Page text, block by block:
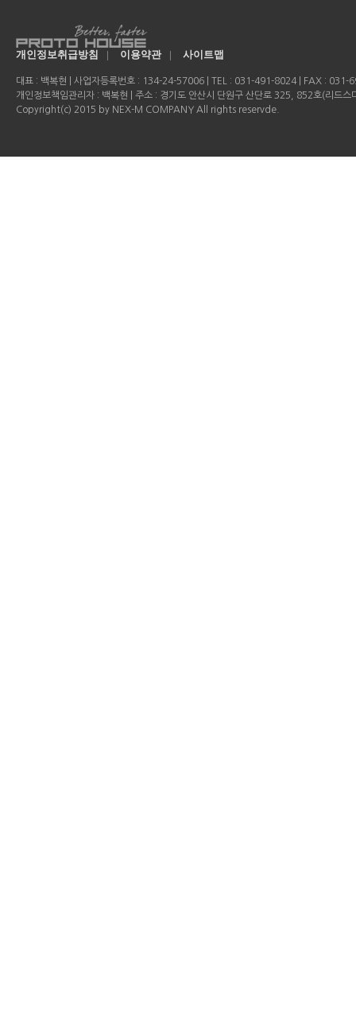
개인정보취급방침 | 이용약관 | 사이트맵
대표 : 백복현 | 사업자등록번호 : 134-24-57006 | TEL : 031-491-8024 | FAX :
개인정보책임관리자 : 백복현 | 주소 : 경기도 안산시 단원구 산단로 325, 852호(리드스
Copyright(c) 2015 by NEX-M COMPANY All rights reservde.